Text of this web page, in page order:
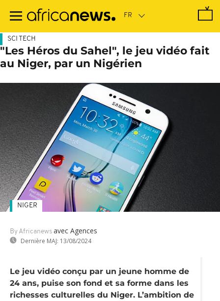
contenu
SCI TECH
"Les Héros du Sahel", le jeu vidéo fait
au Niger, par un Nigérien
By Africanews avec Agences
Dernière MAJ: 13/08/2024
NIGER
Le jeu vidéo conçu par un jeune homme de
24 ans, puise son fond et sa forme dans les
richesses culturelles du Niger. L’ambition de